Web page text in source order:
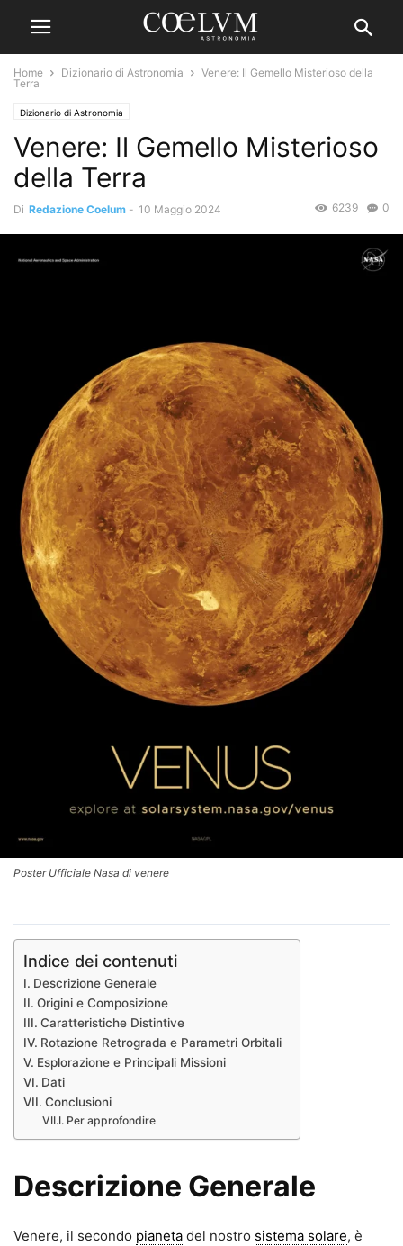
Home Dizionario di Astronomia
Venere: Il Gemello Misterioso della
Terra
Dizionario di Astronomia
Venere: Il Gemello Misterioso
della Terra
Di Redazione Coelum - 10 Maggio 2024 0
6239
Poster Ufficiale Nasa di venere
Indice dei contenuti
Descrizione Generale
Origini e Composizione
Caratteristiche Distintive
Rotazione Retrograda e Parametri Orbitali
Esplorazione e Principali Missioni
Dati
Conclusioni
Per approfondire
Descrizione Generale
Venere, il secondo pianeta del nostro sistema solare, è